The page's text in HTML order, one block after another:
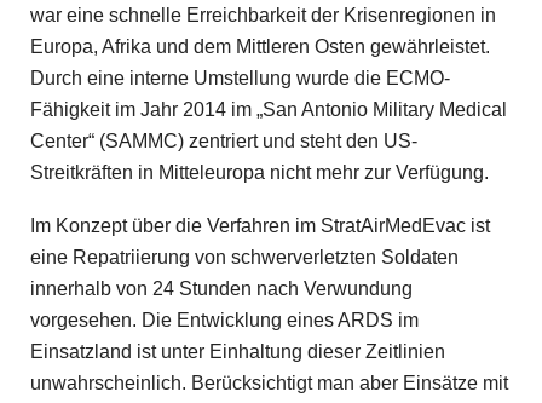
war eine schnelle Erreichbarkeit der Krisenregionen in
Europa, Afrika und dem Mittleren Osten gewährleistet.
Durch eine interne Umstellung wurde die ECMO-
Fähigkeit im Jahr 2014 im „San Antonio Military Medical
Center“ (SAMMC) zentriert und steht den US-
Streitkräften in Mitteleuropa nicht mehr zur Verfügung.
Im Konzept über die Verfahren im StratAirMedEvac ist
eine Repatriierung von schwerverletzten Soldaten
innerhalb von 24 Stunden nach Verwundung
vorgesehen. Die Entwicklung eines ARDS im
Einsatzland ist unter Einhaltung dieser Zeitlinien
unwahrscheinlich. Berücksichtigt man aber Einsätze mit